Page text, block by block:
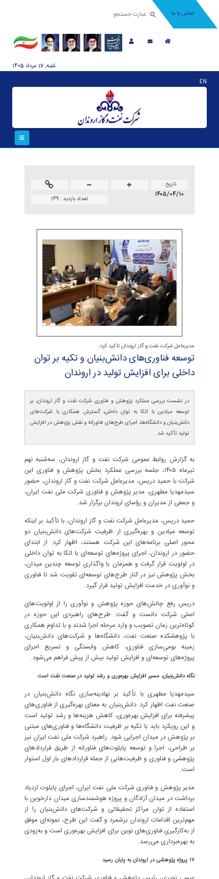
تماس با ما
شنبه, 17 مرداد 1405
EN
تاريخ :
۱۴۰۵/۰۴/۱۰ تعداد بازدید :149
مدیرعامل شرکت نفت و گاز اروندان تاکید کرد؛
توسعه فناوری‌های دانش‌بنیان و تكیه بر توان
داخلی برای افزایش تولید در اروندان
در نشست بررسی عملکرد پژوهش و فناوری شرکت نفت و گاز اروندان، بر
توسعه میادین با اتکا به توان داخلی، گسترش همکاری با شرکت‌های
دانش‌بنیان و دانشگاه‌ها، اجرای طرح‌های فناورانه و نقش پژوهش در افزایش
تولید تأکید شد.
به گزارش روابط عمومی شرکت نفت و گاز اروندان، سه‌شنبه نهم
تیرماه ۱۴۰۵، جلسه بررسی عملکرد بخش پژوهش و فناوری این
شرکت با حمید دریس، مدیرعامل شرکت نفت و گاز اروندان، حضور
سیدمهدیا مطهری، مدیر پژوهش و فناوری شرکت ملی نفت ایران،
و جمعی از مدیران و رؤسای اروندان برگزار شد.
حمید دریس، مدیرعامل شرکت نفت و گاز اروندان، با تأکید بر اینکه
توسعه میادین و بهره‌گیری از ظرفیت شرکت‌های دانش‌بنیان دو
محور اصلی برنامه‌های این شرکت هستند، اظهار کرد: از ابتدای
حضور در اروندان، اجرای پروژه‌های توسعه‌ای با اتکا به توان داخلی
در اولویت قرار گرفت و همزمان با واگذاری توسعه چندین میدان،
بخش پژوهش نیز در کنار طرح‌های توسعه‌ای تقویت شد تا فناوری
و نوآوری در خدمت افزایش تولید قرار گیرد.
دریس رفع چالش‌های حوزه پژوهش و نوآوری را از اولویت‌های
اصلی شرکت دانست و گفت: طرح‌های راهبردی این حوزه در
کوتاه‌ترین زمان تصویب و وارد مرحله اجرا شدند و با تداوم همکاری
با پژوهشکده صنعت نفت، دانشگاه‌ها و شرکت‌های دانش‌بنیان،
زمینه بومی‌سازی فناوری، کاهش وابستگی و تسریع اجرای
پروژه‌های توسعه‌ای و افزایش تولید بیش از پیش فراهم می‌شود.
نگاه دانش‌بنیان، مسیر افزایش بهره‌وری و رشد تولید در صنعت نفت است
سیدمهدیا مطهری با تأکید بر نهادینه‌سازی نگاه دانش‌بنیان در
صنعت نفت اظهار کرد: دانش‌بنیان به معنای بهره‌گیری از فناوری‌های
پیشرفته برای افزایش بهره‌وری، کاهش هزینه‌ها و رشد تولید است
و این رویکرد باید با تکیه بر ظرفیت دانشگاه‌ها و فناوری‌های مبتنی
بر پژوهش در میدان اجرایی شود. راهبرد شرکت ملی نفت ایران نیز
بر طراحی، اجرا و توسعه پایلوت‌های فناورانه از طریق قراردادهای
پژوهشی و فناوری و ظرفیت‌هایی از جمله قراردادهای بار اول استوار
است.
مدیر پژوهش و فناوری شرکت ملی نفت ایران، اجرای پایلوت ازدیاد
برداشت در میدان آزادگان و پروژه هوشمندسازی میدان دارخوین با
استفاده از توان مراکز تحقیقاتی و شرکت‌های دانش‌بنیان را از
مهم‌ترین اقدامات اروندان برشمرد و گفت این طرح، نمونه‌ای موفق
از به‌کارگیری فناوری‌های نوین برای افزایش بهره‌وری است و به‌زودی
به بهره‌برداری می‌رسد.
۱۷ پروژه پژوهشی در اروندان به پایان رسید